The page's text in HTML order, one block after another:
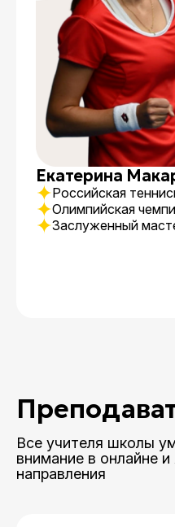
Екатерина
Российская
Олимпийская
Заслуженный
Все учителя школы
внимание в онлайне
направления